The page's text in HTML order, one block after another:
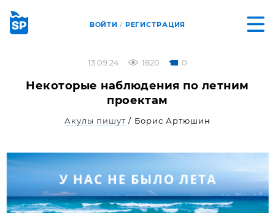
ВОЙТИ / РЕГИСТРАЦИЯ
13.09.24 1820 0
Некоторые наблюдения по летним
проектам
Акулы пишут / Борис Артюшин